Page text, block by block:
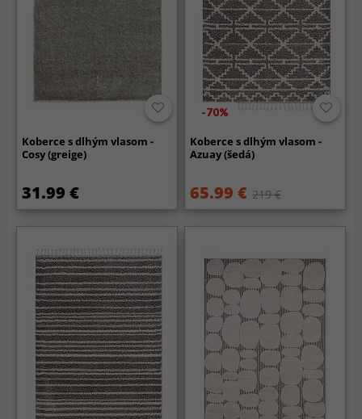
Koberce s dlhým vlasom -
Cosy (greige)
31.99 €
-70%
Koberce s dlhým vlasom -
Azuay (šedá)
65.99 € 219 €